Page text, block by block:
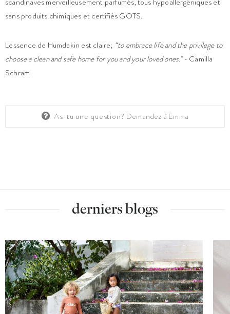
sans produits chimiques et certifiés GOTS.
L'essence de Humdakin est claire; “to embrace life and the privilege to
choose a clean and safe home for you and your loved ones."- Camilla
Schram
As-tu une question? Demandez à Emma
derniers blogs